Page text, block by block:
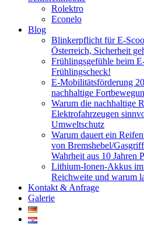
Rolektro
Econelo
Blog
Blinkerpflicht für E-
Österreich, Sicherheit
Frühlingsgefühle beim
Frühlingscheck!
E-Mobilitätsförderung
nachhaltige
Warum die nachhaltige
Elektrofahrzeugen
Umweltschutz
Warum dauert ein
von Bremshebel/
Wahrheit aus 10 Jahren
Lithium-Ionen-Akkus
Reichweite und warum
Kontakt & Anfrage
Galerie